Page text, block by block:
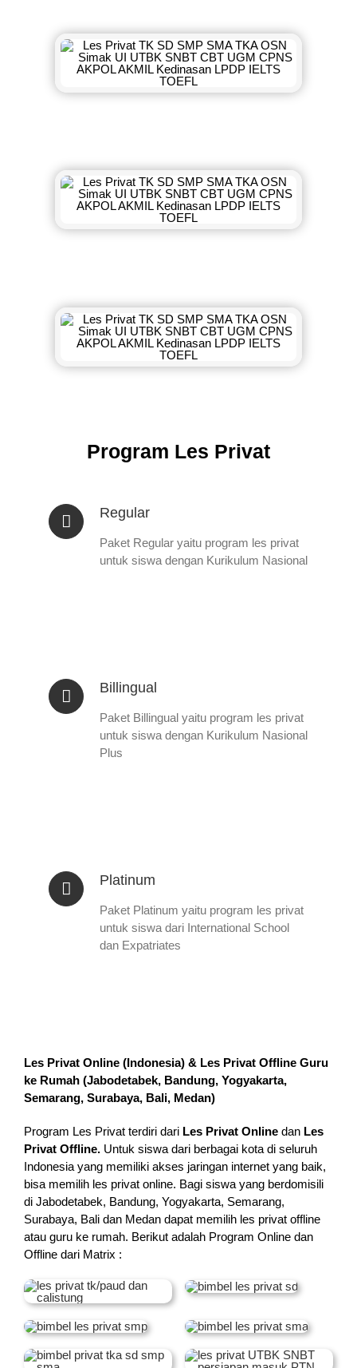
Program Les Privat
Regular
Paket Regular yaitu program les privat
untuk siswa dengan Kurikulum Nasional
Billingual
Paket Billingual yaitu program les privat
untuk siswa dengan Kurikulum Nasional
Plus
Platinum
Paket Platinum yaitu program les privat
untuk siswa dari International School
dan Expatriates
Les Privat Online (Indonesia) & Les Privat Offline Guru
ke Rumah (Jabodetabek, Bandung, Yogyakarta,
Semarang, Surabaya, Bali, Medan)
Program Les Privat terdiri dari Les Privat Online dan Les
Privat Offline. Untuk siswa dari berbagai kota di seluruh
Indonesia yang memiliki akses jaringan internet yang baik,
bisa memilih les privat online. Bagi siswa yang berdomisili
di Jabodetabek, Bandung, Yogyakarta, Semarang,
Surabaya, Bali dan Medan dapat memilih les privat offline
atau guru ke rumah. Berikut adalah Program Online dan
Offline dari Matrix :